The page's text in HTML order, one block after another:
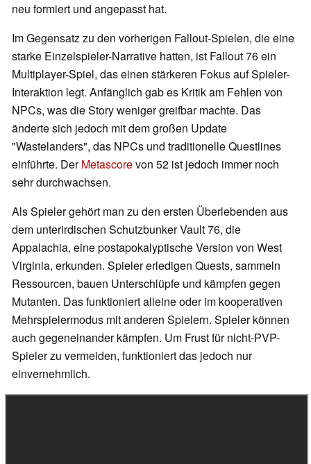
neu formiert und angepasst hat.
Im Gegensatz zu den vorherigen Fallout-Spielen, die eine
starke Einzelspieler-Narrative hatten, ist Fallout 76 ein
Multiplayer-Spiel, das einen stärkeren Fokus auf Spieler-
Interaktion legt. Anfänglich gab es Kritik am Fehlen von
NPCs, was die Story weniger greifbar machte. Das
änderte sich jedoch mit dem großen Update
"Wastelanders", das NPCs und traditionelle Questlines
einführte. DerMetascorevon 52 ist jedoch immer noch
sehr durchwachsen.
Als Spieler gehört man zu den ersten Überlebenden aus
dem unterirdischen Schutzbunker Vault 76, die
Appalachia, eine postapokalyptische Version von West
Virginia, erkunden. Spieler erledigen Quests, sammeln
Ressourcen, bauen Unterschlüpfe und kämpfen gegen
Mutanten. Das funktioniert alleine oder im kooperativen
Mehrspielermodus mit anderen Spielern. Spieler können
auch gegeneinander kämpfen. Um Frust für nicht-PVP-
Spieler zu vermeiden, funktioniert das jedoch nur
einvernehmlich.